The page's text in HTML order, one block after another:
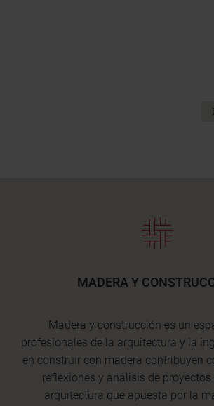
MADERA Y
Madera y construcción es un
profesionales de la arquitectura y la
en construir con madera contribuyen
reflexiones y análisis de
arquitectura que apuesta por la